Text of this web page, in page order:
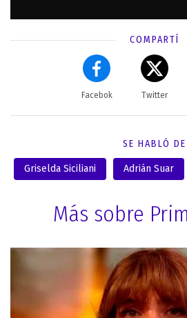
COMPARTÍ
Facebok Twitter
SE HABLÓ DE
Griselda Siciliani Adrián Suar
Más sobre